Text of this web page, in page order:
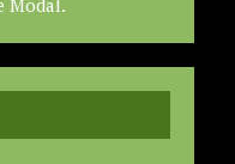
Modal.